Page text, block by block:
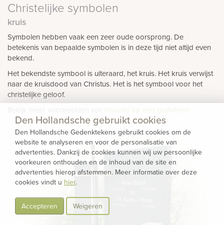
Christelijke symbolen
kruis
Symbolen hebben vaak een zeer oude oorsprong. De
betekenis van bepaalde symbolen is in deze tijd niet altijd even
bekend.
Het bekendste symbool is uiteraard, het kruis. Het kruis verwijst
naar de kruisdood van Christus. Het is het symbool voor het
christelijke geloof.
Den Hollandsche gebruikt cookies
Den Hollandsche Gedenktekens gebruikt cookies om de
website te analyseren en voor de personalisatie van
advertenties. Dankzij de cookies kunnen wij uw persoonlijke
voorkeuren onthouden en de inhoud van de site en
advertenties hierop afstemmen. Meer informatie over deze
cookies vindt u hier.
Accepteren Weigeren